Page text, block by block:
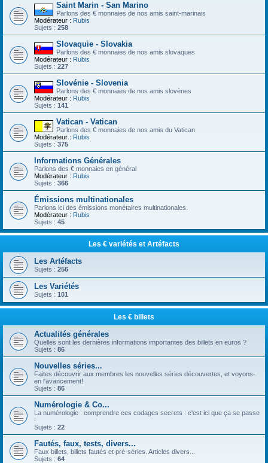
Saint Marin - San Marino
Parlons des € monnaies de nos amis saint-marinais
Modérateur : Rubis
Sujets : 258
Slovaquie - Slovakia
Parlons des € monnaies de nos amis slovaques
Modérateur : Rubis
Sujets : 227
Slovénie - Slovenia
Parlons des € monnaies de nos amis slovènes
Modérateur : Rubis
Sujets : 141
Vatican - Vatican
Parlons des € monnaies de nos amis du Vatican
Modérateur : Rubis
Sujets : 375
Informations Générales
Parlons des € monnaies en général
Modérateur : Rubis
Sujets : 366
Émissions multinationales
Parlons ici des émissions monétaires multinationales.
Modérateur : Rubis
Sujets : 45
Les € variétés et Artéfacts
Les Artéfacts
Sujets : 256
Les Variétés
Sujets : 101
Les € billets
Actualités générales
Quelles sont les dernières informations importantes des billets en euros ?
Sujets : 86
Nouvelles séries...
Faites découvrir aux membres les nouvelles séries découvertes, et voyons-
en l'avancement!
Sujets : 86
Numérologie & Co...
La numérologie : comprendre ces codages secrets : c'est ici que ça se passe
!
Sujets : 22
Fautés, faux, tests, divers...
Faux billets, billets fautés et pré-séries. Articles divers...
Sujets : 64